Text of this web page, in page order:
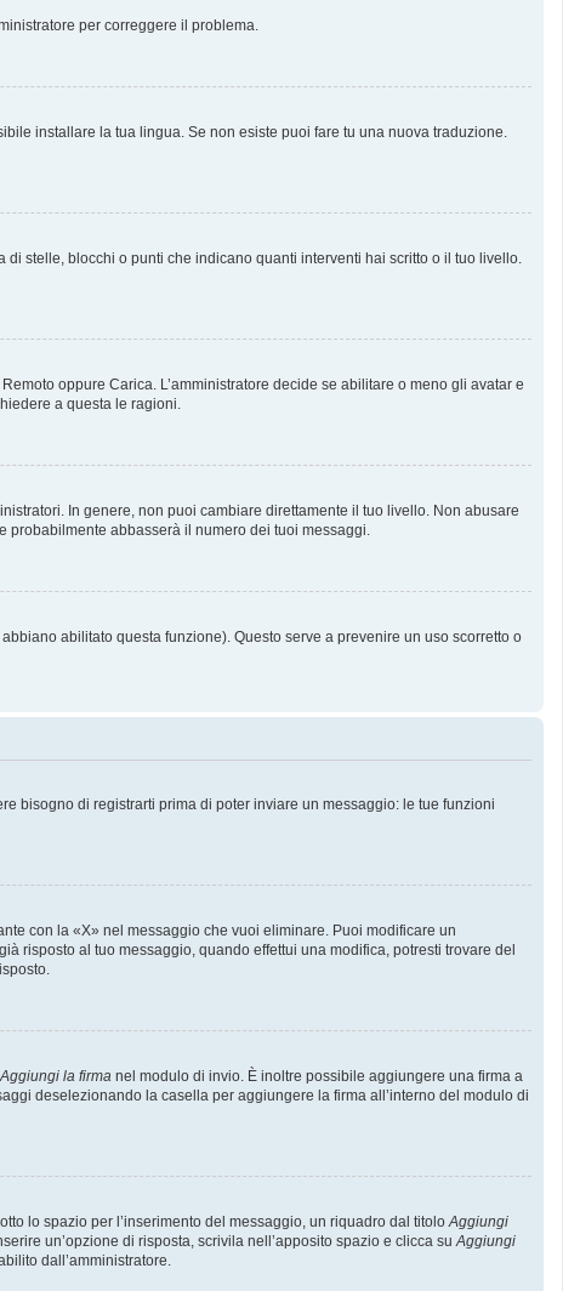
per correggere il problema.
installare la tua lingua. Se non esiste puoi fare tu una nuova traduzione.
stelle, blocchi o punti che indicano quanti interventi hai scritto o il tuo livello.
oppure Carica. L’amministratore decide se abilitare o meno gli avatar e
a questa le ragioni.
In genere, non puoi cambiare direttamente il tuo livello. Non abusare
probabilmente abbasserà il numero dei tuoi messaggi.
abilitato questa funzione). Questo serve a prevenire un uso scorretto o
bisogno di registrarti prima di poter inviare un messaggio: le tue funzioni
con la «X» nel messaggio che vuoi eliminare. Puoi modificare un
risposto al tuo messaggio, quando effettui una modifica, potresti trovare del
Aggiungi la firma nel modulo di invio. È inoltre possibile aggiungere una firma a
deselezionando la casella per aggiungere la firma all’interno del modulo di
lo spazio per l’inserimento del messaggio, un riquadro dal titoloAggiungi
un’opzione di risposta, scrivila nell’apposito spazio e clicca suAggiungi
dall’amministratore.